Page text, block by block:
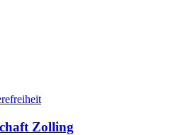
Zolling